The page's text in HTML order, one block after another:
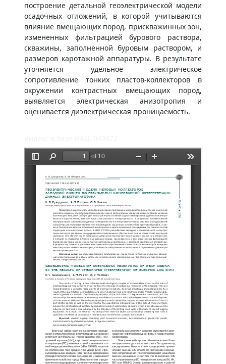
построение детальной геоэлектрической модели
осадочных отложений, в которой учитываются
влияние вмещающих пород, прискважинных зон,
измененных фильтрацией бурового раствора,
скважины, заполненной буровым раствором, и
размеров каротажной аппаратуры. В результате
уточняется удельное электрическое
сопротивление тонких пластов-коллекторов в
окружении контрастных вмещающих пород,
выявляется электрическая анизотропия и
оценивается диэлектрическая проницаемость.